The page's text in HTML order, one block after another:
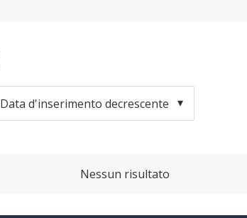
Data d'inserimento decrescente
Nessun risultato